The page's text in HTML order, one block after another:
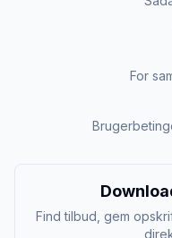
For
Find tilbud, gem